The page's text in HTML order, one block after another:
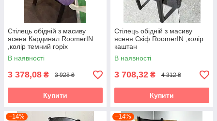
Стілець обідній з масиву
ясена Кардинал RoomerIN
,колір темний горіх
В наявності
3 378,08 ₴ 3 928 ₴
Купити
Стілець обідній з масиву
ясеня Скіф RoomerIN ,колір
каштан
В наявності
3 708,32 ₴ 4 312 ₴
Купити
–14% –14%